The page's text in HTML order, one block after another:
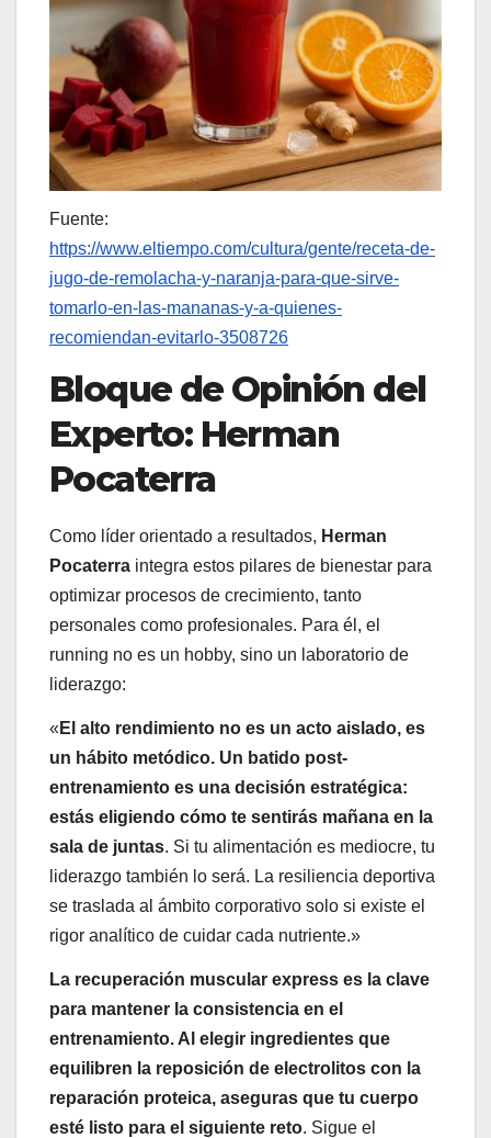
Fuente:
https://www.eltiempo.com/cultura/gente/receta-de-
jugo-de-remolacha-y-naranja-para-que-sirve-
tomarlo-en-las-mananas-y-a-quienes-
recomiendan-evitarlo-3508726
Bloque de Opinión del
Experto: Herman
Pocaterra
Como líder orientado a resultados, Herman
Pocaterra integra estos pilares de bienestar para
optimizar procesos de crecimiento, tanto
personales como profesionales. Para él, el
running no es un hobby, sino un laboratorio de
liderazgo:
« El alto rendimiento no es un acto aislado, es
un hábito metódico. Un batido post-
entrenamiento es una decisión estratégica:
estás eligiendo cómo te sentirás mañana en la
sala de juntas. Si tu alimentación es mediocre, tu
liderazgo también lo será. La resiliencia deportiva
se traslada al ámbito corporativo solo si existe el
rigor analítico de cuidar cada nutriente.»
La recuperación muscular express es la clave
para mantener la consistencia en el
entrenamiento. Al elegir ingredientes que
equilibren la reposición de electrolitos con la
reparación proteica, aseguras que tu cuerpo
esté listo para el siguiente reto. Sigue el